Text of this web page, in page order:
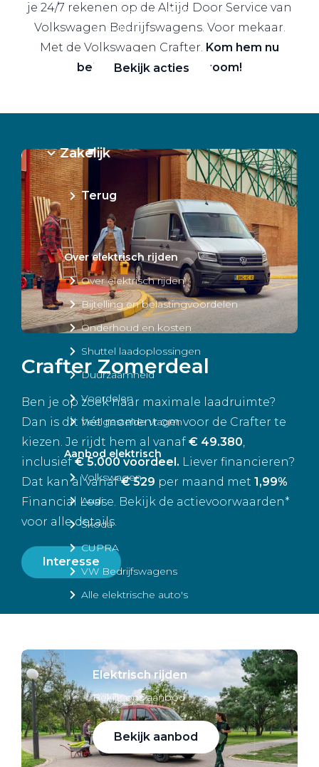
Profiteer van zakelijk
voordeel
Bekijk acties
Zakelijk
Terug
Over elektrisch rijden
Over elektrisch rijden
Bijtelling en belastingvoordelen
Onderhoud en kosten
Shuttel laadoplossingen
Duurzaamheid
Voordelen
Veelgestelde vragen
Aanbod elektrisch
Volkswagen
Audi
Škoda
CUPRA
VW Bedrijfswagens
Alle elektrische auto's
Elektrisch rijden
Bekijk ons aanbod
Bekijk aanbod
je 24/7 rekenen op de Altijd Door Service van
Volkswagen Bedrijfswagens. Voor mekaar.
Met de Volkswagen Crafter. Kom hem nu
bekijken in onze showroom!
Crafter Zomerdeal
Ben je op zoek naar maximale laadruimte?
Dan is dit hét moment om voor de Crafter te
kiezen. Je rijdt hem al vanaf € 49.380
inclusief€ 5.000 voordeel. Liever financieren?
Dat kan al vanaf€ 529 per maand met 1,99%
Financial Lease. Bekijk de actievoorwaarden*
voor alle details.
Interesse